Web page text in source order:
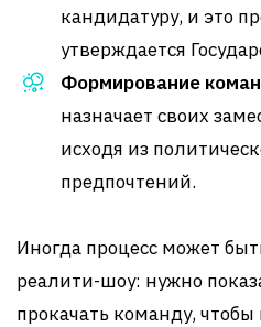
кандидатуру, и это
утверждается
Формирование
назначает своих
исходя из
предпочтений.
Иногда процесс может
реалити-шоу: нужно
прокачать команду, чтобы